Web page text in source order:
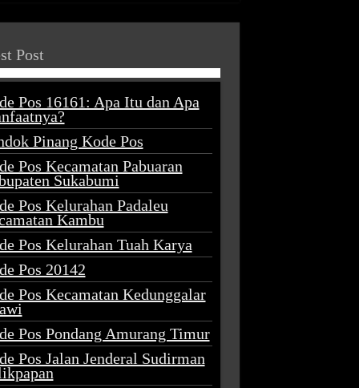
Post
Pos 16161: Apa Itu dan Apa
Pinang Kode Pos
Pos Kecamatan Pabuaran
Sukabumi
Pos Kelurahan Padaleu
Kambu
Pos Kelurahan Tuah Karya
Pos 20142
Pos Kecamatan Kedunggalar
Pos Pondang Amurang Timur
Pos Jalan Jenderal Sudirman